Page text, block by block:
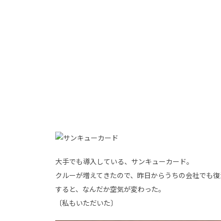
大手でも導入している、サンキューカード。
クルーが増えてきたので、昨日からうちの会社でも復
すると、なんだか空気が変わった。
〔私もいただいた〕